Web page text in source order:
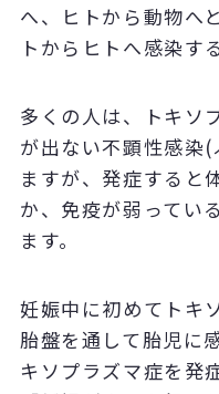
へ、ヒトから動物へ
トからヒトへ感染す
多くの人は、トキソ
が出ない不顕性感染
ますが、発症すると
か、免疫が弱ってい
ます。
妊娠中に初めてトキ
胎盤を通して胎児に
キソプラズマ症を発